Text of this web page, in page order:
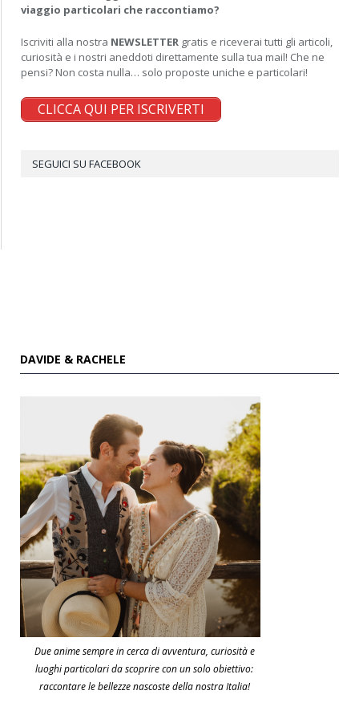
viaggio particolari che raccontiamo?
Iscriviti alla nostra NEWSLETTER gratis e riceverai tutti gli articoli,
curiosità e i nostri aneddoti direttamente sulla tua mail! Che ne
pensi? Non costa nulla… solo proposte uniche e particolari!
CLICCA QUI PER ISCRIVERTI
SEGUICI SU FACEBOOK
DAVIDE & RACHELE
Due anime sempre in cerca di avventura, curiosità e
luoghi particolari da scoprire con un solo obiettivo:
raccontare le bellezze nascoste della nostra Italia!